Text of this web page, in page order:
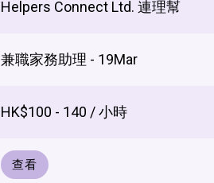
Helpers Connect Ltd. 連理幫
兼職家務助理 - 19Mar
HK$100 - 140 / 小時
查看